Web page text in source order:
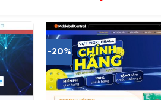
-20%